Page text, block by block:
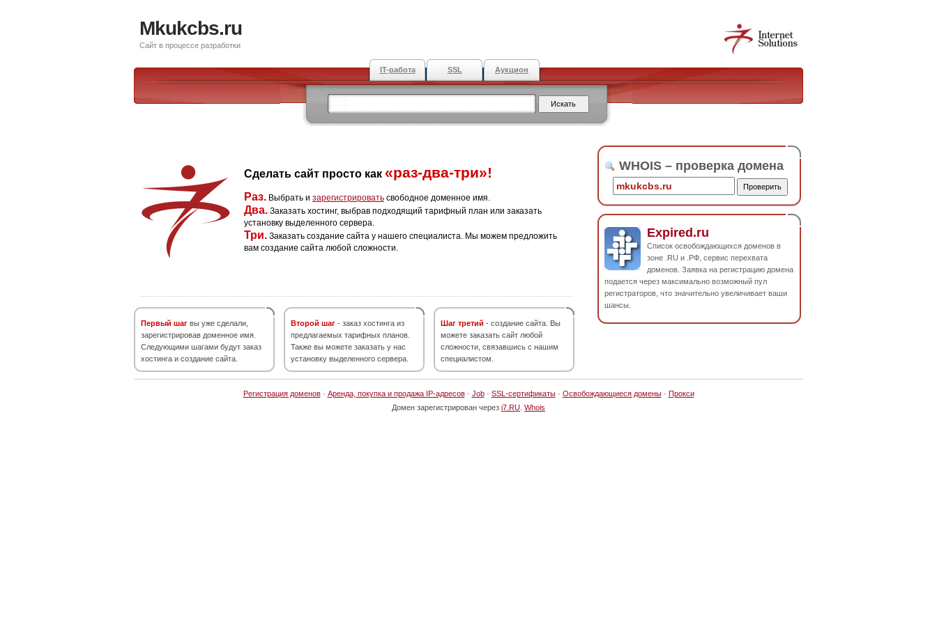
Mkukcbs.ru
Сайт в процессе разработки
IT-работа SSL Аукцион
Сделать сайт просто как «раз-два-три»!
Раз. Выбрать и зарегистрировать свободное доменное имя.
Два. Заказать хостинг, выбрав подходящий тарифный план или заказать
установку выделенного сервера.
Три. Заказать создание сайта у нашего специалиста. Мы можем предложить
вам создание сайта любой сложности.
Первый шаг вы уже сделали,
зарегистрировав доменное имя.
Следующими шагами будут заказ
хостинга и создание сайта.
Второй шаг - заказ хостинга из
предлагаемых тарифных планов.
Также вы можете заказать у нас
установку выделенного сервера.
Шаг третий - создание сайта. Вы
можете заказать сайт любой
сложности, связавшись с нашим
специалистом.
WHOIS – проверка домена
Expired.ru
Список освобождающихся доменов в
зоне .RU и .РФ, сервис перехвата
доменов. Заявка на регистрацию домена
подается через максимально возможный пул
регистраторов, что значительно увеличивает ваши
шансы.
Регистрация доменов· Аренда, покупка и продажа IP-адресов· Job· SSL-сертификаты· Освобождающиеся домены· Прокси
Домен зарегистрирован через i7.RU Whois